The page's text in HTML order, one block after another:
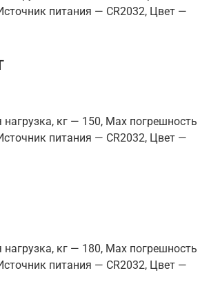
питания — CR2032, Цвет —
кг — 150, Max погрешность
питания — CR2032, Цвет —
кг — 180, Max погрешность
питания — CR2032, Цвет —